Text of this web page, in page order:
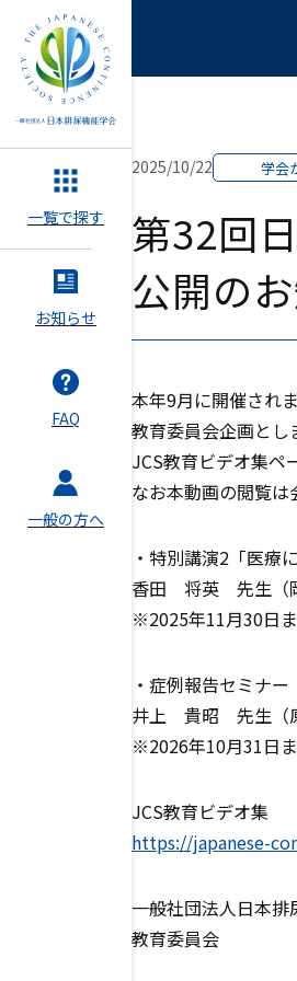
一覧で探す
お知らせ
FAQ
一般の方へ
2025/10/22 学会
第32回
公開の
本年9月に開催され
教育委員会企画とし
JCS教育ビデオ集ペ
なお本動画の閲覧は
・特別講演2「医療
香田 将英 先生（岡
※2025年11月30日
・症例報告セミナ
井上 貴昭 先生（原
※2026年10月31日
JCS教育ビデオ集
https://japanese-
一般社団法人日本排
教育委員会